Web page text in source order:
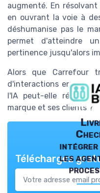
augmenté. En
en ouvrant la voie à
déshumanise pas le
permet d'atteindre
pertinence jusqu'alors
Alors que Carrefour
d'interactions en
l'IA peut-elle
marque et ses clients ?
intégrer
les
Téléchargez